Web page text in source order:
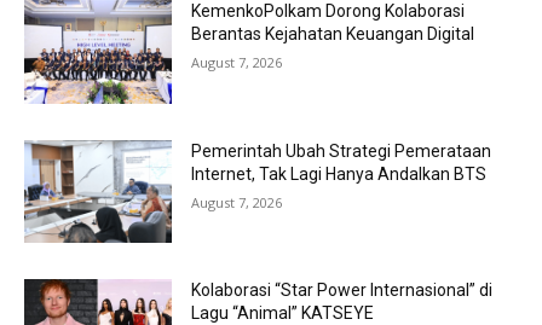
KemenkoPolkam Dorong Kolaborasi
Berantas Kejahatan Keuangan Digital
August 7, 2026
Pemerintah Ubah Strategi Pemerataan
Internet, Tak Lagi Hanya Andalkan BTS
August 7, 2026
Kolaborasi “Star Power Internasional” di
Lagu “Animal” KATSEYE